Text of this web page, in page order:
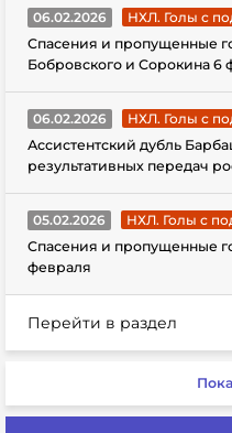
06.02.2026
НХЛ. Голы с
Спасения и пропущенные
Бобровского и Сорокина 6
06.02.2026
НХЛ. Голы с
Ассистентский дубль
результативных передач
05.02.2026
НХЛ. Голы с
Спасения и пропущенные
февраля
Перейти в раздел